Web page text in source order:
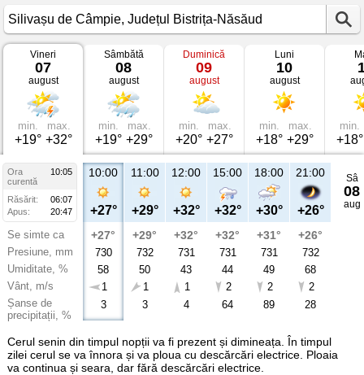
Vremea
Silivașu
Câmpie
Județul
Bistrița-
Năsăud
Vineri
07
august
min.
+19°
max.
+32°
Sâmbătă
08
august
min.
+19°
max.
+29°
Duminică
09
august
min.
+20°
max.
+27°
Luni
10
august
min.
+18°
max.
+29°
min.
+18°
Ora
10:05
curentă
Răsărit:
06:07
Apus:
20:47
Se simte ca
Presiune, mm
Umiditate, %
Vânt, m/s
Șanse de
precipitații, %
10:00
+27°
+27°
730
58
1
3
11:00
+29°
+29°
732
50
1
3
12:00
+32°
+32°
731
43
1
4
15:00
+32°
+32°
731
44
2
64
18:00
+30°
+31°
731
49
2
89
21:00
+26°
+26°
732
68
2
28
Sâ
08
aug
Cerul senin din timpul nopții va fi prezent și dimineața. În timpul
zilei cerul se va înnora și va ploua cu descărcări electrice. Ploaia
va continua și seara, dar fără descărcări electrice.